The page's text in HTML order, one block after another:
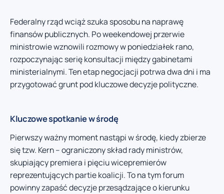
Federalny rząd wciąż szuka sposobu na naprawę
finansów publicznych. Po weekendowej przerwie
ministrowie wznowili rozmowy w poniedziałek rano,
rozpoczynając serię konsultacji między gabinetami
ministerialnymi. Ten etap negocjacji potrwa dwa dni i ma
przygotować grunt pod kluczowe decyzje polityczne.
Kluczowe spotkanie w środę
Pierwszy ważny moment nastąpi w środę, kiedy zbierze
się tzw. Kern – ograniczony skład rady ministrów,
skupiający premiera i pięciu wicepremierów
reprezentujących partie koalicji. To na tym forum
powinny zapaść decyzje przesądzające o kierunku